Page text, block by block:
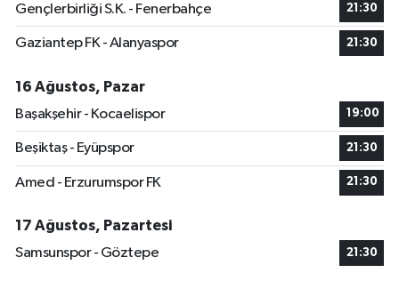
Gençlerbirliği S.K. - Fenerbahçe 21:30
Gaziantep FK - Alanyaspor 21:30
16 Ağustos, Pazar
Başakşehir - Kocaelispor
19:00
Beşiktaş - Eyüpspor 21:30
Amed - Erzurumspor FK 21:30
17 Ağustos, Pazartesi
Samsunspor - Göztepe
21:30